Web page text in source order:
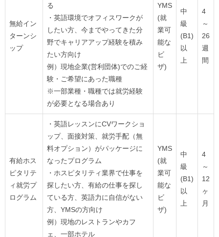
無給イン
ターンシ
ップ
る
・英語環境でオフィスワークが
したい方、今までやってきた分
野でキャリアアップ経験を積み
たい方向け
例）現地企業(営利団体)でのご経
験・ご希望にあった職種
※一部業種・職種では就労経験
が必要となる場合あり
YMS
(就
業可
能な
ビ
ザ)
中
級
(B1)
以
上
4
～
26
週
間
有給ホス
ピタリテ
ィ就労プ
ログラム
・英語レッスンにCVワークショ
ップ、面接対策、就労手配（無
料オプション）がパッケージに
なったプログラム
・ホスピタリティ業界で仕事を
探したい方、有給の仕事を探し
ている方、英語力に自信がない
方、YMSの方向け
例）現地のレストランやカフ
ェ、一部ホテル
YMS
(就
業可
能な
ビ
ザ)
中
級
(B1)
以
上
4
～
12
ヶ
月